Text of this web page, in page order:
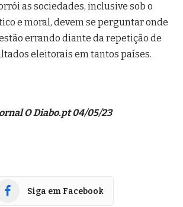
as sociedades, inclusive sob o
e moral, devem se perguntar onde
errando diante da repetição de
eleitorais em tantos países.
O Diabo.pt 04/05/23
Siga em Facebook